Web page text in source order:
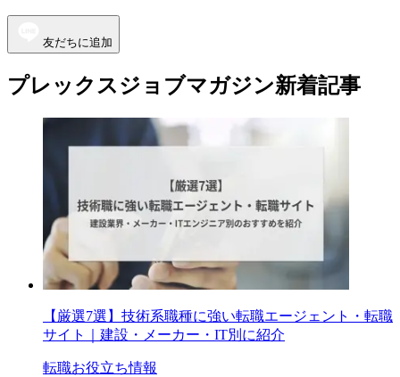
友だちに追加
プレックスジョブマガジン新着記事
【厳選7選】技術系職種に強い転職エージェント・転職
サイト｜建設・メーカー・IT別に紹介
転職お役立ち情報